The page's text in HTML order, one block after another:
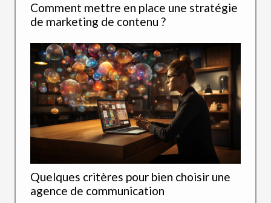
Comment mettre en place une stratégie
de marketing de contenu ?
Quelques critères pour bien choisir une
agence de communication